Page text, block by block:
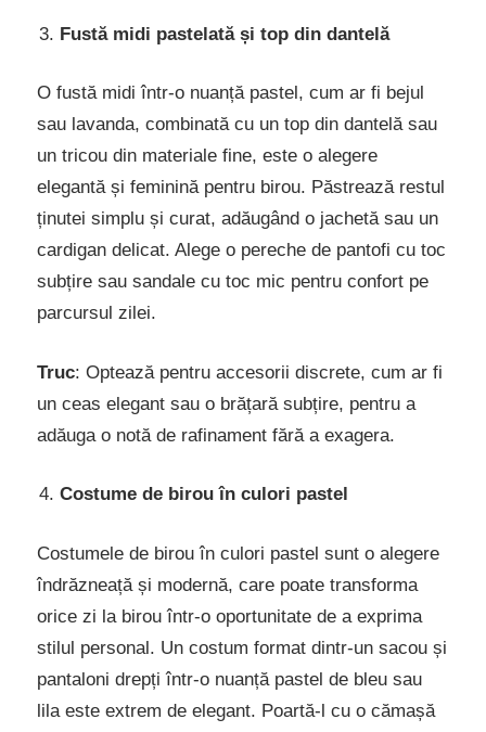
Fustă midi pastelată și top din dantelă
O fustă midi într-o nuanță pastel, cum ar fi bejul
sau lavanda, combinată cu un top din dantelă sau
un tricou din materiale fine, este o alegere
elegantă și feminină pentru birou. Păstrează restul
ținutei simplu și curat, adăugând o jachetă sau un
cardigan delicat. Alege o pereche de pantofi cu toc
subțire sau sandale cu toc mic pentru confort pe
parcursul zilei.
Truc: Optează pentru accesorii discrete, cum ar fi
un ceas elegant sau o brățară subțire, pentru a
adăuga o notă de rafinament fără a exagera.
Costume de birou în culori pastel
Costumele de birou în culori pastel sunt o alegere
îndrăzneață și modernă, care poate transforma
orice zi la birou într-o oportunitate de a exprima
stilul personal. Un costum format dintr-un sacou și
pantaloni drepți într-o nuanță pastel de bleu sau
lila este extrem de elegant. Poartă-l cu o cămașă